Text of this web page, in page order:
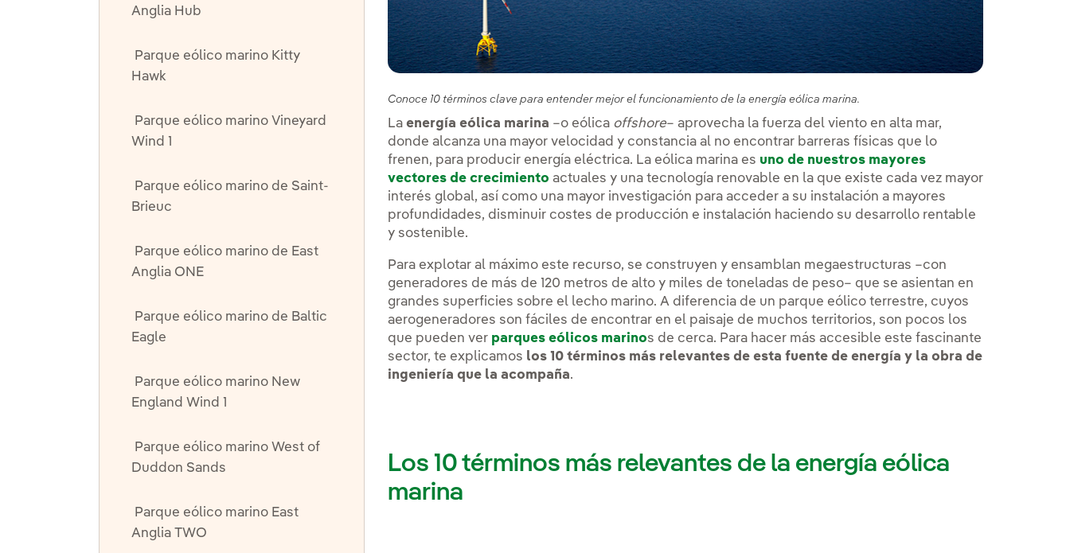
Anglia Hub
Parque eólico marino Kitty
Hawk
Parque eólico marino Vineyard
Wind 1
Parque eólico marino de Saint-
Brieuc
Parque eólico marino de East
Anglia ONE
Parque eólico marino de Baltic
Eagle
Parque eólico marino New
England Wind 1
Parque eólico marino West of
Duddon Sands
Parque eólico marino East
Anglia TWO
Conoce 10 términos clave para entender mejor el funcionamiento de la energía eólica marina.
Laenergía eólica marina –o eólica offshore– aprovecha la fuerza del viento en alta mar,
donde alcanza una mayor velocidad y constancia al no encontrar barreras físicas que lo
frenen, para producir energía eléctrica. La eólica marina es uno de nuestros mayores
vectores de crecimiento actuales y una tecnología renovable en la que existe cada vez mayor
interés global, así como una mayor investigación para acceder a su instalación a mayores
profundidades, disminuir costes de producción e instalación haciendo su desarrollo rentable
y sostenible.
Para explotar al máximo este recurso, se construyen y ensamblan megaestructuras –con
generadores de más de 120 metros de alto y miles de toneladas de peso– que se asientan en
grandes superficies sobre el lecho marino. A diferencia de un parque eólico terrestre, cuyos
aerogeneradores son fáciles de encontrar en el paisaje de muchos territorios, son pocos los
que pueden ver parques eólicos marinos de cerca. Para hacer más accesible este fascinante
sector, te explicamos los 10 términos más relevantes de esta fuente de energía y la obra de
ingeniería que la acompaña.
Los 10 términos más relevantes de la energía eólica
marina